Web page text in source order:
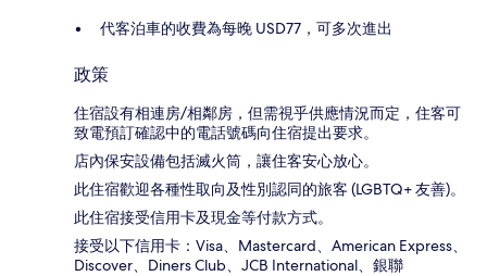
代客泊車的收費為每晚 USD77，可多次進出
政策
住宿設有相連房/相鄰房，但需視乎供應情況而定，住客可
致電預訂確認中的電話號碼向住宿提出要求。
店內保安設備包括滅火筒，讓住客安心放心。
此住宿歡迎各種性取向及性別認同的旅客 (LGBTQ+ 友善)。
此住宿接受信用卡及現金等付款方式。
接受以下信用卡：Visa、Mastercard、American Express、
Discover、Diners Club、JCB International、銀聯